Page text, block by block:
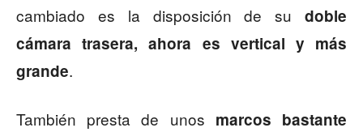
cambiado es la disposición de su doble
cámara trasera, ahora es vertical y más
grande.
También presta de unos marcos bastante